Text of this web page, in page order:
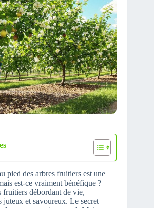
pied des arbres fruitiers est une
est-ce vraiment bénéfique ?
fruitiers débordant de vie,
juteux et savoureux. Le secret